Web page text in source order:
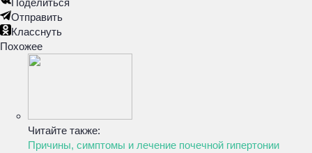
Поделиться
Отправить
Класснуть
Похожее
Читайте также:
Причины, симптомы и лечение почечной гипертонии